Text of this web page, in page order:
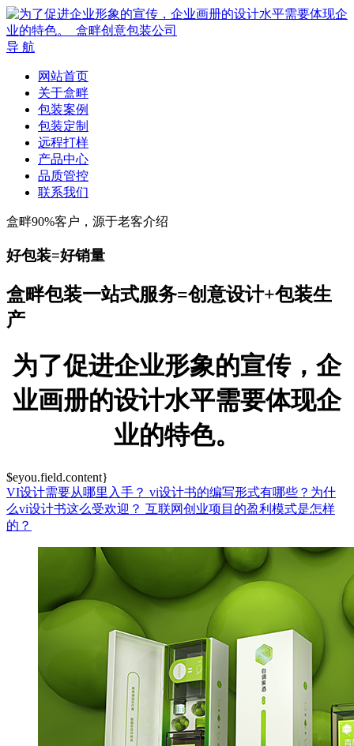
导 航
网站首页
关于盒畔
包装案例
包装定制
远程打样
产品中心
品质管控
联系我们
盒畔90%客户，源于老客介绍
好包装=好销量
盒畔包装一站式服务=创意设计+包装生
产
为了促进企业形象的宣传，企
业画册的设计水平需要体现企
业的特色。
$eyou.field.content}
VI设计需要从哪里入手？ vi设计书的编写形式有哪些？为什
么vi设计书这么受欢迎？ 互联网创业项目的盈利模式是怎样
的？